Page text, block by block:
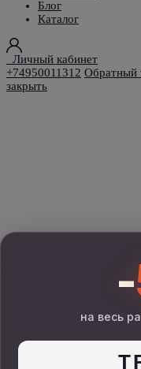
Блог
Каталог
Личный кабинет
+74950011312 Обратный
закрыть
-
на весь